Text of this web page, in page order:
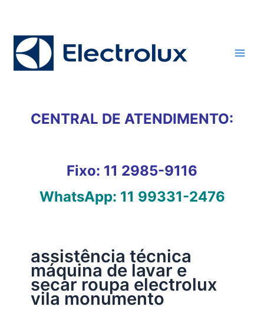
conteúdo
CENTRAL DE ATENDIMENTO:
Fixo: 11 2985-9116
WhatsApp: 11 99331-2476
assistência técnica
máquina de lavar e
secar roupa electrolux
vila monumento